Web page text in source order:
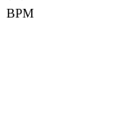
BPM